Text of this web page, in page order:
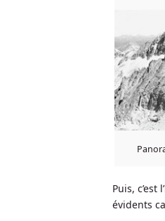
Puis,
évidents